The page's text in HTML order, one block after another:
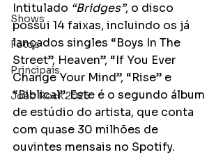
Shows
Fotos
Principais
João Rock 2025
Intitulado “Bridges”, o disco
possui 14 faixas, incluindo os já
lançados singles “Boys In The
Street”, Heaven”, “If You Ever
Change Your Mind”, “Rise” e
“Biblical”. Este é o segundo álbum
de estúdio do artista, que conta
com quase 30 milhões de
ouvintes mensais no Spotify.